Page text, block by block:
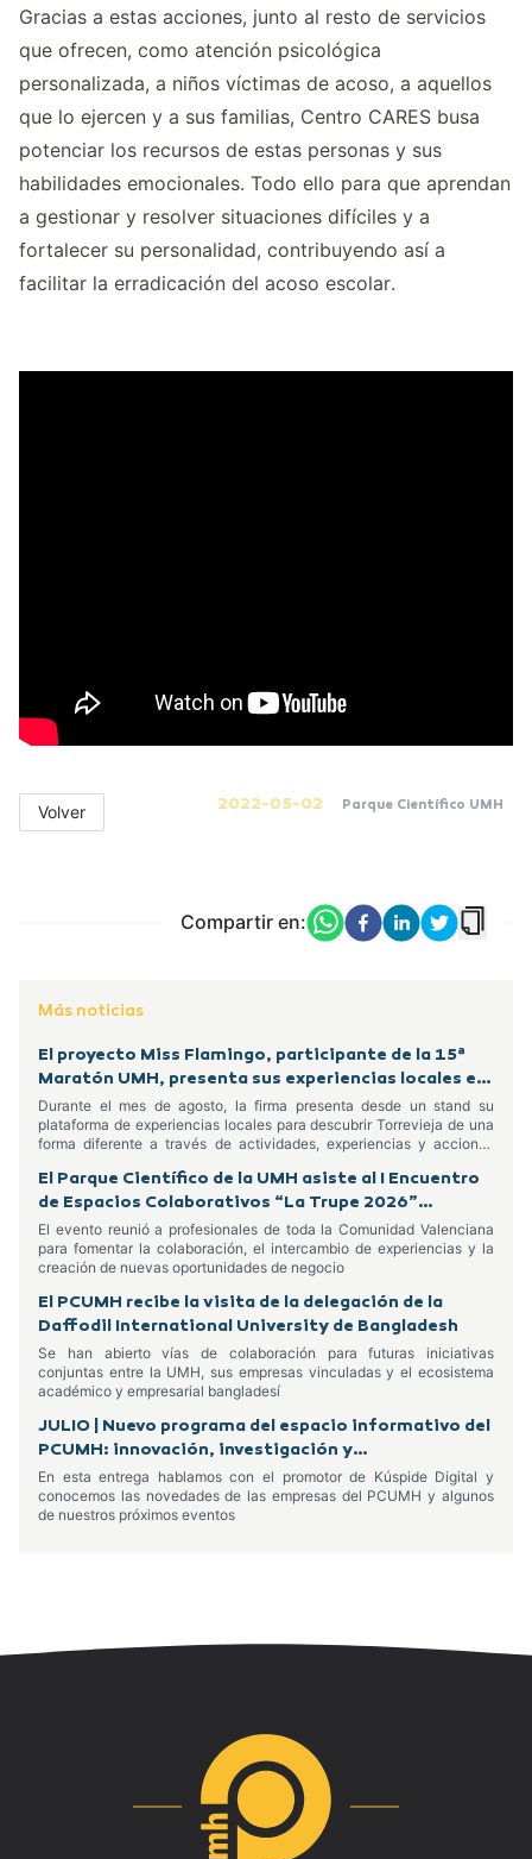
Gracias a estas acciones, junto al resto de servicios
que ofrecen, como atención psicológica
personalizada, a niños víctimas de acoso, a aquellos
que lo ejercen y a sus familias, Centro CARES busa
potenciar los recursos de estas personas y sus
habilidades emocionales. Todo ello para que aprendan
a gestionar y resolver situaciones difíciles y a
fortalecer su personalidad, contribuyendo así a
facilitar la erradicación del acoso escolar.
Volver 2022-05-02 Parque Científico UMH
Compartir en:
Más noticias
El proyecto Miss Flamingo, participante de la 15ª
Maratón UMH, presenta sus experiencias locales en
el Centro Comercial Habaneras
Durante el mes de agosto, la firma presenta desde un stand su
plataforma de experiencias locales para descubrir Torrevieja de una
forma diferente a través de actividades, experiencias y acciones
El Parque Científico de la UMH asiste al I Encuentro
de Espacios Colaborativos “La Trupe 2026”
celebrado en Alcoy
El evento reunió a profesionales de toda la Comunidad Valenciana
para fomentar la colaboración, el intercambio de experiencias y la
creación de nuevas oportunidades de negocio
El PCUMH recibe la visita de la delegación de la
Daffodil International University de Bangladesh
Se han abierto vías de colaboración para futuras iniciativas
conjuntas entre la UMH, sus empresas vinculadas y el ecosistema
académico y empresarial bangladesí
JULIO | Nuevo programa del espacio informativo del
PCUMH: innovación, investigación y
emprendimiento
En esta entrega hablamos con el promotor de Kúspide Digital y
conocemos las novedades de las empresas del PCUMH y algunos
de nuestros próximos eventos